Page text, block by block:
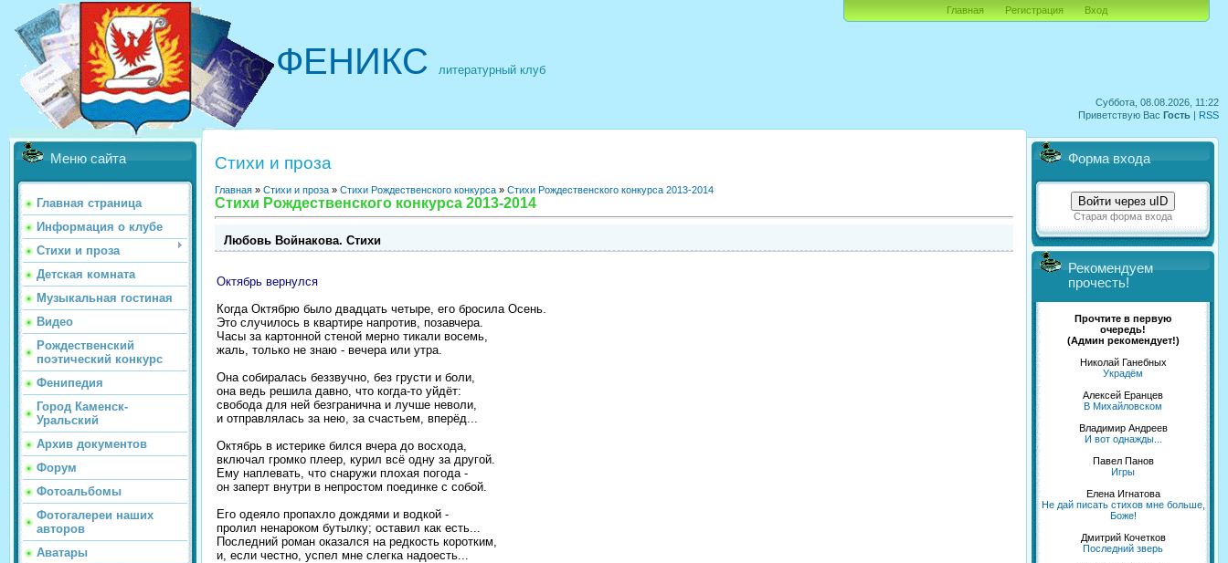
Суббота, 08.08.2026, 11:22
Приветствую Вас Гость | RSS
ФЕНИКС литературный клуб
Главная Регистрация Вход
Меню сайта
Главная страница
Информация о клубе
Стихи и проза
Детская комната
Музыкальная гостиная
Видео
Рождественский
поэтический конкурс
Фенипедия
Город Каменск-
Уральский
Архив документов
Форум
Фотоальбомы
Фотогалереи наших
авторов
Аватары
Стихи и проза
Главная » Стихи и проза » Стихи Рождественского конкурса » Стихи Рождественского конкурса 2013-2014
Стихи Рождественского конкурса 2013-2014
Любовь Войнакова. Стихи
Октябрь вернулся
Когда Октябрю было двадцать четыре, его бросила Осень.
Это случилось в квартирe напротив, позавчера.
Часы за картонной стеной мерно тикали восемь,
жаль, только не знаю - вечера или утра.
Она собиралась беззвучно, без грусти и боли,
она ведь решила давно, что когда-то уйдёт:
свобода для ней безгранична и лучше неволи,
и отправлялась за нею, за счастьем, вперёд...
Октябрь в истерике бился вчера до восхода,
включал громко плеeр, курил всё одну за другой.
Eму наплевать, что снаружи плохая погода -
он заперт внутри в непростом поединке с собой.
Его одеяло пропахло дождями и водкой -
пролил ненароком бутылку; оставил как есть...
Последний роман оказался на редкость коротким,
и, если честно, успел мне слегка надоесть...
Форма входа
Войти через uID
Старая форма входа
Рекомендуем
прочесть!
Прочтите в первую
очередь!
(Админ рекомендует!)
Николай Ганебных
Украдём
Алексей Еранцев
В Михайловском
Владимир Андреев
И вот однажды...
Павел Панов
Игры
Елена Игнатова
Не дай писать стихов мне больше,
Боже!
Дмитрий Кочетков
Последний зверь